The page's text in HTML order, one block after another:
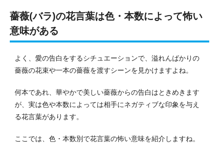
薔薇(バラ)の花言葉は色・本数によって怖い
意味がある
よく、愛の告白をするシチュエーションで、溢れんばかりの
薔薇の花束や一本の薔薇を渡すシーンを見かけますよね。
何本であれ、華やかで美しい薔薇からの告白はときめきます
が、実は色や本数によっては相手にネガティブな印象を与え
る花言葉があります。
ここでは、色・本数別で花言葉の怖い意味を紹介しますね。